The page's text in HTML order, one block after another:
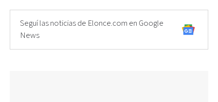
Seguí las noticias de Elonce.com en Google
News